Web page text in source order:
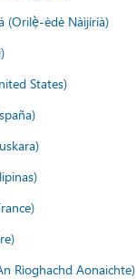
(Orilẹ̀-èdè Nàìjíríà)
States)
Rìoghachd Aonaichte)